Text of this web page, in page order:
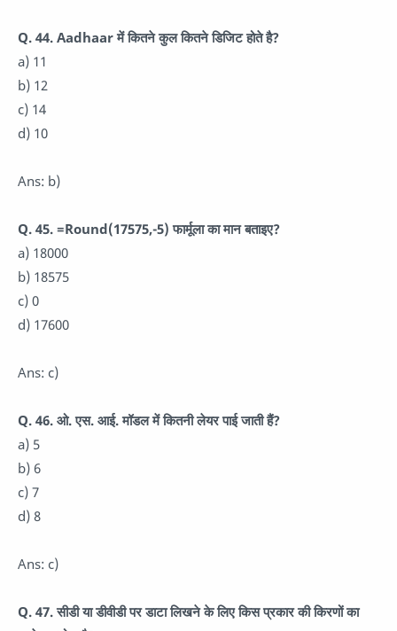
Q. 44. Aadhaar में कितने कुल कितने डिजिट होते है?
a) 11
b) 12
c) 14
d) 10
Ans: b)
Q. 45. =Round(17575,-5) फार्मूला का मान बताइए?
a) 18000
b) 18575
c) 0
d) 17600
Ans: c)
Q. 46. ओ. एस. आई. मॉडल में कितनी लेयर पाई जाती हैं?
a) 5
b) 6
c) 7
d) 8
Ans: c)
Q. 47. सीडी या डीवीडी पर डाटा लिखने के लिए किस प्रकार की किरणों का